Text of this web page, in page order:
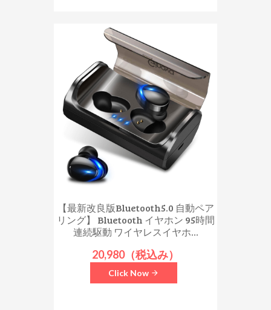
【最新改良版Bluetooth5.0 自動ペア
リング】 Bluetooth イヤホン 95時間
連続駆動 ワイヤレスイヤホ...
20,980（税込み）
Click Now